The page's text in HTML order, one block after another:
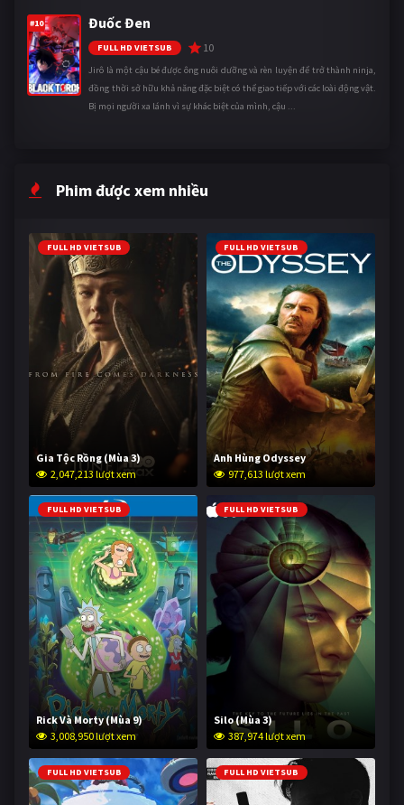
#10 Đuốc Đen
FULL HD VIETSUB 10
Jirô là một cậu bé được ông nuôi dưỡng và rèn luyện để trở thành ninja,
đồng thời sở hữu khả năng đặc biệt có thể giao tiếp với các loài động vật.
Bị mọi người xa lánh vì sự khác biệt của mình, cậu ...
Phim được xem nhiều
FULL HD VIETSUB
Gia Tộc Rồng (Mùa 3)
2,047,213 lượt xem
FULL HD VIETSUB
Anh Hùng Odyssey
977,613 lượt xem
FULL HD VIETSUB
Rick Và Morty (Mùa 9)
3,008,950 lượt xem
FULL HD VIETSUB
Silo (Mùa 3)
387,974 lượt xem
FULL HD VIETSUB FULL HD VIETSUB